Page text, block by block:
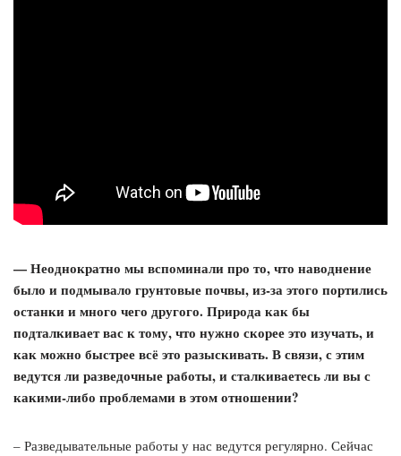
— Неоднократно мы вспоминали про то, что наводнение
было и подмывало грунтовые почвы, из-за этого портились
останки и много чего другого. Природа как бы
подталкивает вас к тому, что нужно скорее это изучать, и
как можно быстрее всё это разыскивать. В связи, с этим
ведутся ли разведочные работы, и сталкиваетесь ли вы с
какими-либо проблемами в этом отношении?
– Разведывательные работы у нас ведутся регулярно. Сейчас